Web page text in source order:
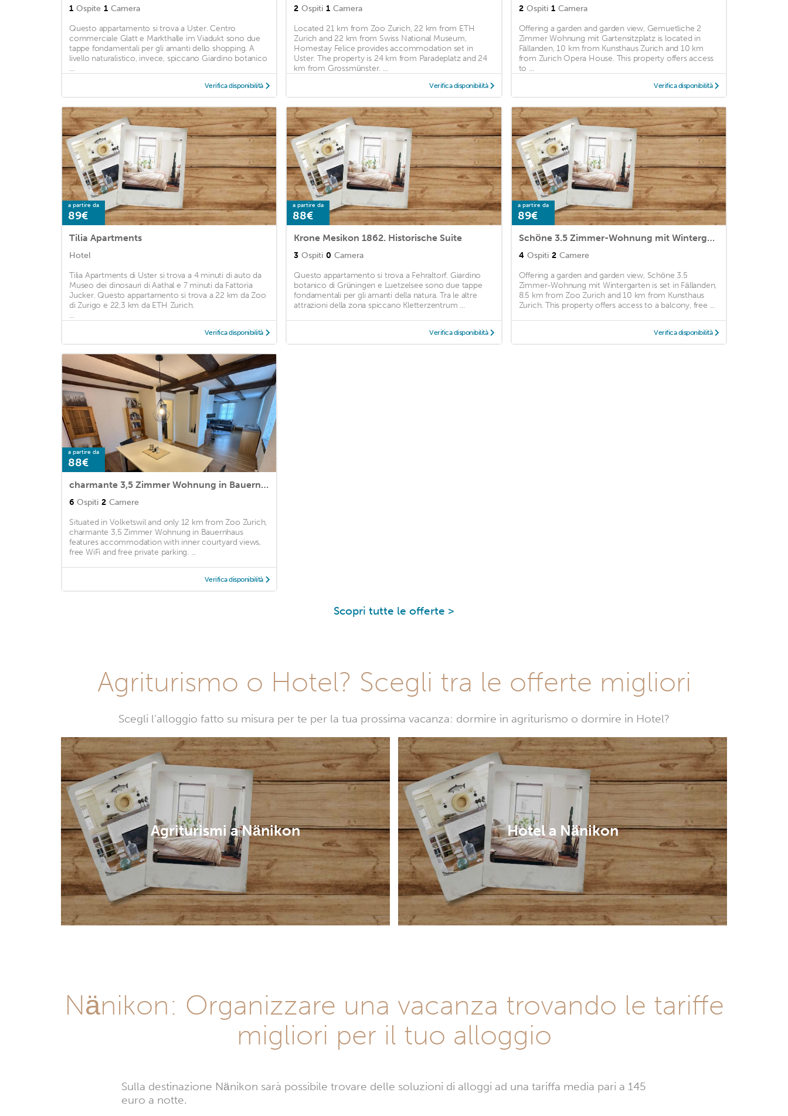
1 Ospite 1 Camera
Questo appartamento si trova a Uster. Centro
commerciale Glatt e Markthalle im Viadukt sono due
tappe fondamentali per gli amanti dello shopping. A
livello naturalistico, invece, spiccano Giardino botanico
...
Verifica disponibilità
2 Ospiti 1 Camera
Located 21 km from Zoo Zurich, 22 km from ETH
Zurich and 22 km from Swiss National Museum,
Homestay Felice provides accommodation set in
Uster. The property is 24 km from Paradeplatz and 24
km from Grossmünster. ...
Verifica disponibilità
2 Ospiti 1 Camera
Offering a garden and garden view, Gemuetliche 2
Zimmer Wohnung mit Gartensitzplatz is located in
Fällanden, 10 km from Kunsthaus Zurich and 10 km
from Zurich Opera House. This property offers access
to ...
Verifica disponibilità
a partire da
89€
Tilia Apartments
Hotel
Tilia Apartments di Uster si trova a 4 minuti di auto da
Museo dei dinosauri di Aathal e 7 minuti da Fattoria
Jucker. Questo appartamento si trova a 22 km da Zoo
di Zurigo e 22,3 km da ETH Zurich.
...
Verifica disponibilità
a partire da
88€
Krone Mesikon 1862. Historische Suite
3 Ospiti 0 Camera
Questo appartamento si trova a Fehraltorf. Giardino
botanico di Grüningen e Luetzelsee sono due tappe
fondamentali per gli amanti della natura. Tra le altre
attrazioni della zona spiccano Kletterzentrum ...
Verifica disponibilità
a partire da
89€
Schöne 3.5 Zimmer-Wohnung mit Wintergarten
4 Ospiti 2 Camere
Offering a garden and garden view, Schöne 3.5
Zimmer-Wohnung mit Wintergarten is set in Fällanden,
8.5 km from Zoo Zurich and 10 km from Kunsthaus
Zurich. This property offers access to a balcony, free ...
Verifica disponibilità
a partire da
88€
charmante 3,5 Zimmer Wohnung in Bauernhaus
6 Ospiti 2 Camere
Situated in Volketswil and only 12 km from Zoo Zurich,
charmante 3,5 Zimmer Wohnung in Bauernhaus
features accommodation with inner courtyard views,
free WiFi and free private parking. ...
Verifica disponibilità
Scopri tutte le offerte >
Agriturismo o Hotel? Scegli tra le offerte migliori
Scegli l’alloggio fatto su misura per te per la tua prossima vacanza: dormire in agriturismo o dormire in Hotel?
Agriturismi a Nänikon Hotel a Nänikon
Nänikon: Organizzare una vacanza trovando le tariffe
migliori per il tuo alloggio
Sulla destinazione Nänikon sarà possibile trovare delle soluzioni di alloggi ad una tariffa media pari a 145
euro a notte.